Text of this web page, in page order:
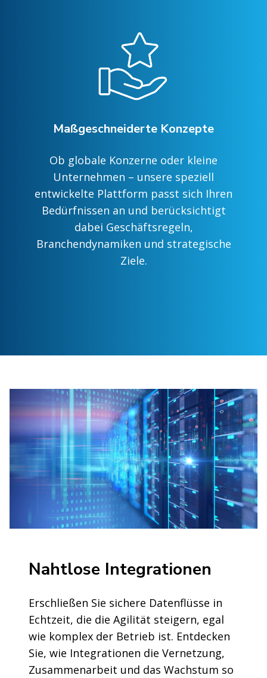
Maßgeschneiderte Konzepte
Ob globale Konzerne oder kleine
Unternehmen – unsere speziell
entwickelte Plattform passt sich Ihren
Bedürfnissen an und berücksichtigt
dabei Geschäftsregeln,
Branchendynamiken und strategische
Ziele.
Nahtlose Integrationen
Erschließen Sie sichere Datenflüsse in
Echtzeit, die die Agilität steigern, egal
wie komplex der Betrieb ist. Entdecken
Sie, wie Integrationen die Vernetzung,
Zusammenarbeit und das Wachstum so